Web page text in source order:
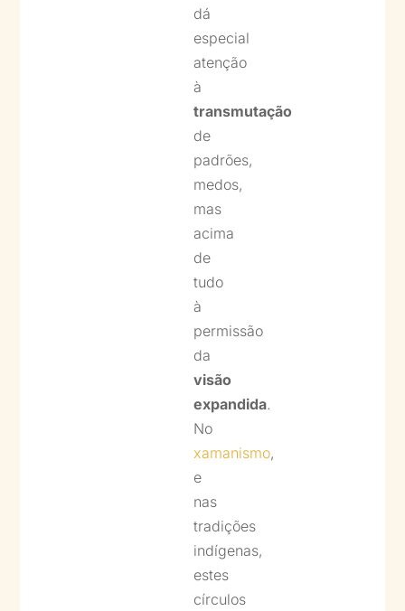
dá
especial
atenção
à
transmutação
de
padrões,
medos,
mas
acima
de
tudo
à
permissão
da
visão
expandida.
No
xamanismo,
e
nas
tradições
indígenas,
estes
círculos